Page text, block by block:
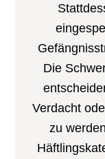
Die
Verdacht
zu